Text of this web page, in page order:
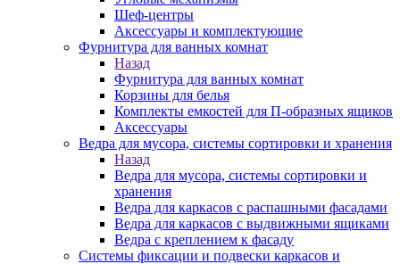
Шеф-центры
Аксессуары и комплектующие
Фурнитура для ванных комнат
Назад
Фурнитура для ванных комнат
Корзины для белья
Комплекты емкостей для П-образных ящиков
Аксессуары
Ведра для мусора, системы сортировки и хранения
Назад
Ведра для мусора, системы сортировки и
хранения
Ведра для каркасов с распашными фасадами
Ведра для каркасов с выдвижными ящиками
Ведра с креплением к фасаду
Системы фиксации и подвески каркасов и